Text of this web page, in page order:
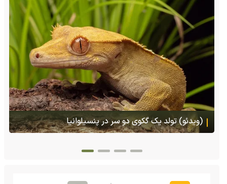
(ویدئو) تصاویر شگفت‌انگیز از مارمولک گلو بادبزنی که
هنگام خطر یک مایع چسبناک از بدنش پرتاب می‌کند